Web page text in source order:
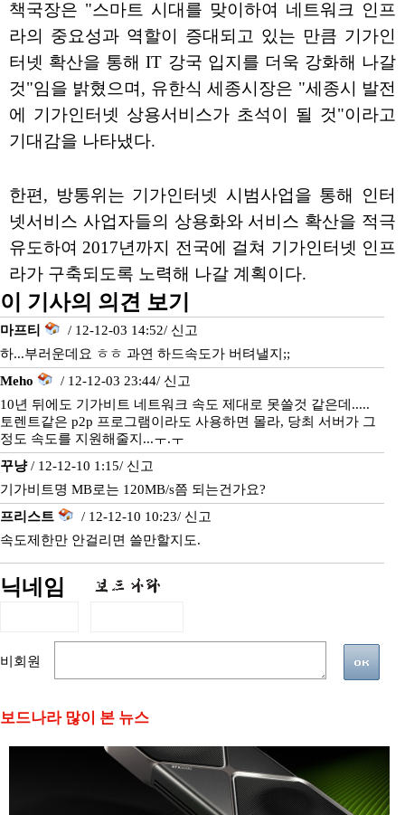
책국장은 "스마트 시대를 맞이하여 네트워크 인프
라의 중요성과 역할이 증대되고 있는 만큼 기가인
터넷 확산을 통해 IT 강국 입지를 더욱 강화해 나갈
것"임을 밝혔으며, 유한식 세종시장은 "세종시 발전
에 기가인터넷 상용서비스가 초석이 될 것"이라고
기대감을 나타냈다.
한편, 방통위는 기가인터넷 시범사업을 통해 인터
넷서비스 사업자들의 상용화와 서비스 확산을 적극
유도하여 2017년까지 전국에 걸쳐 기가인터넷 인프
라가 구축되도록 노력해 나갈 계획이다.
이 기사의 의견 보기
마프티 / 12-12-03 14:52/ 신고
하...부러운데요 ㅎㅎ 과연 하드속도가 버텨낼지;;
Meho
/ 12-12-03 23:44/ 신고
10년 뒤에도 기가비트 네트워크 속도 제대로 못쓸것 같은데.....
토렌트같은 p2p 프로그램이라도 사용하면 몰라, 당최 서버가 그
정도 속도를 지원해줄지...ㅜ.ㅜ
꾸냥/ 12-12-10 1:15/ 신고
기가비트명 MB로는 120MB/s쯤 되는건가요?
프리스트
/ 12-12-10 10:23/ 신고
속도제한만 안걸리면 쓸만할지도.
닉네임
비회원
보드나라 많이 본 뉴스